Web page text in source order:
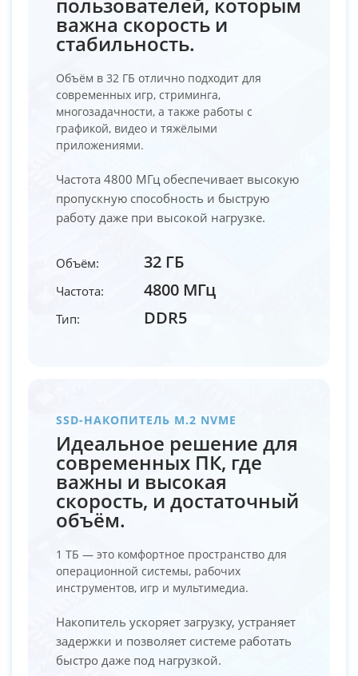
важна скорость и
стабильность.
Объём в 32 ГБ отлично подходит для
современных игр, стриминга,
многозадачности, а также работы с
графикой, видео и тяжёлыми
приложениями.
Частота 4800 МГц обеспечивает высокую
пропускную способность и быструю
работу даже при высокой нагрузке.
Объём: 32 ГБ
Частота: 4800 МГц
Тип: DDR5
SSD-НАКОПИТЕЛЬ M.2 NVME
Идеальное решение для
современных ПК, где
важны и высокая
скорость, и достаточный
объём.
1 ТБ — это комфортное пространство для
операционной системы, рабочих
инструментов, игр и мультимедиа.
Накопитель ускоряет загрузку, устраняет
задержки и позволяет системе работать
быстро даже под нагрузкой.